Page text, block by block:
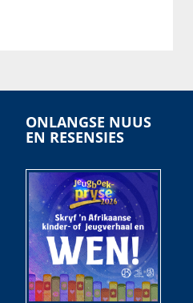
ONLANGSE NUUS
EN RESENSIES